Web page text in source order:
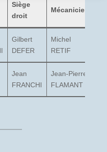
Siège
droit
Mécanicien
Gilbert
DEFER
Michel
RETIF
Jean
FRANCHI
Jean-Pierre
FLAMANT